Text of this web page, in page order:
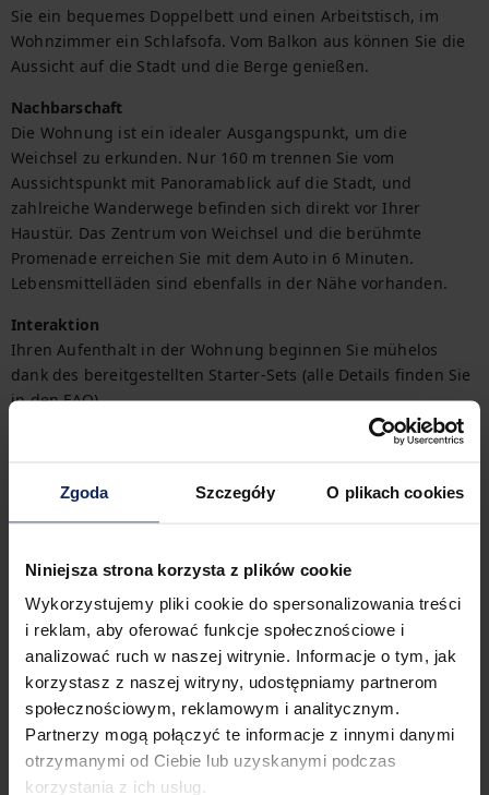
Zgoda Szczegóły O plikach cookies
Niniejsza strona korzysta z plików cookie
Wykorzystujemy pliki cookie do spersonalizowania treści
i reklam, aby oferować funkcje społecznościowe i
analizować ruch w naszej witrynie. Informacje o tym, jak
korzystasz z naszej witryny, udostępniamy partnerom
społecznościowym, reklamowym i analitycznym.
Partnerzy mogą połączyć te informacje z innymi danymi
otrzymanymi od Ciebie lub uzyskanymi podczas
korzystania z ich usług.
Sie ein bequemes Doppelbett und einen Arbeitstisch, im
Wohnzimmer ein Schlafsofa. Vom Balkon aus können Sie die
Aussicht auf die Stadt und die Berge genießen.
Nachbarschaft
Die Wohnung ist ein idealer Ausgangspunkt, um die
Weichsel zu erkunden. Nur 160 m trennen Sie vom
Aussichtspunkt mit Panoramablick auf die Stadt, und
zahlreiche Wanderwege befinden sich direkt vor Ihrer
Haustür. Das Zentrum von Weichsel und die berühmte
Promenade erreichen Sie mit dem Auto in 6 Minuten.
Lebensmittelläden sind ebenfalls in der Nähe vorhanden.
Interaktion
Ihren Aufenthalt in der Wohnung beginnen Sie mühelos
dank des bereitgestellten Starter-Sets (alle Details finden Sie
in den FAQ).
Benötigen Sie eine Rechnung für die Übernachtung? Sie
Weitere Dinge, die es zu beachten gilt
benötigen, können Sie dieses gegen eine zusätzliche Gebühr
mieten.
In diesem Appartement sind Haustiere erlaubt.
Herumkommen
Die günstige Lage des Hotels bietet einen einfachen Zugang
zum Bahnhof, was für Bahnreisende sehr praktisch ist. Alle